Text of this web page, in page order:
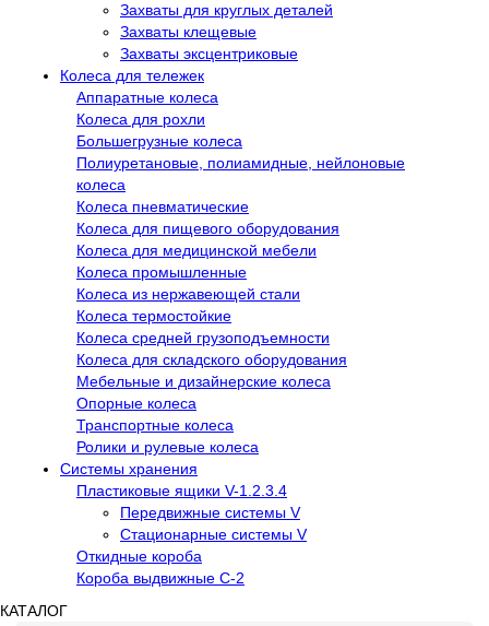
Захваты для круглых деталей
Захваты клещевые
Захваты эксцентриковые
Колеса для тележек
Аппаратные колеса
Колеса для рохли
Большегрузные колеса
Полиуретановые, полиамидные, нейлоновые
колеса
Колеса пневматические
Колеса для пищевого оборудования
Колеса для медицинской мебели
Колеса промышленные
Колеса из нержавеющей стали
Колеса термостойкие
Колеса средней грузоподъемности
Колеса для складского оборудования
Мебельные и дизайнерские колеса
Опорные колеса
Транспортные колеса
Ролики и рулевые колеса
Системы хранения
Пластиковые ящики V-1.2.3.4
Передвижные системы V
Стационарные системы V
Откидные короба
Короба выдвижные С-2
КАТАЛОГ